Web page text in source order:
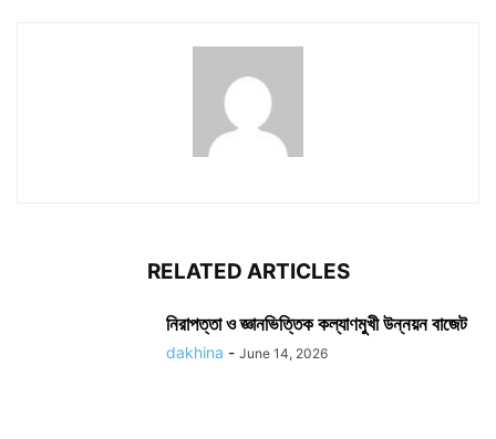
RELATED ARTICLES
নিরাপত্তা ও জ্ঞানভিত্তিক কল্যাণমুখী উন্নয়ন বাজেট
dakhina - June 14, 2026